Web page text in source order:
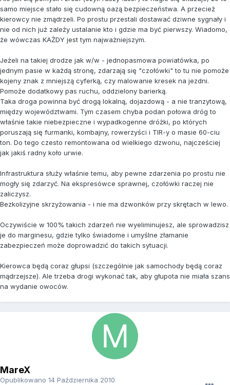
samo miejsce stało się cudowną oazą bezpieczeństwa. A przecież
kierowcy nie zmądrzeli. Po prostu przestali dostawać dziwne sygnały i
nie od nich już zależy ustalanie kto i gdzie ma być pierwszy. Wiadomo,
że wówczas KAŻDY jest tym najważniejszym.
Jeżeli na takiej drodze jak w/w - jednopasmowa powiatówka, po
jednym pasie w każdą stronę, zdarzają się "czołówki" to tu nie pomoże
kojeny znak z mniejszą cyferką, czy malowanie kresek na jezdni.
Pomoże dodatkowy pas ruchu, oddzielony barierką.
Taka droga powinna być drogą lokalną, dojazdową - a nie tranzytową,
między województwami. Tym czasem chyba podan połowa dróg to
właśnie takie niebezpieczne i wypadkogenne dróżki, po których
poruszają się furmanki, kombajny, rowerzyści i TIR-y o masie 60-ciu
ton. Do tego czesto remontowana od wielkiego dzwonu, najcześciej
jak jakiś radny koło urwie.
Infrastruktura służy właśnie temu, aby pewne zdarzenia po prostu nie
mogły się zdarzyć. Na ekspresówce sprawnej, czołówki raczej nie
zaliczysz.
Bezkolizyjne skrzyżowania - i nie ma dzwonków przy skrętach w lewo.
Oczywiście w 100% takich zdarzeń nie wyeliminujesz, ale sprowadzisz
je do marginesu, gdzie tylko świadome i umyślne złamanie
zabezpieczeń może doprowadzić do takich sytuacji.
Kierowca będą coraz głupsi (szczególnie jak samochody będą coraz
mądrzejsze). Ale trzeba drogi wykonać tak, aby głupota nie miała szans
na wydanie owoców.
MareX
Opublikowano 14 Października 2010